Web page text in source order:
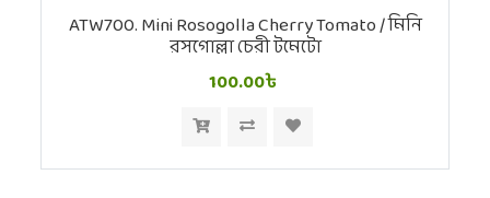
ATW700. Mini Rosogolla Cherry Tomato / মিনি
রসগোল্লা চেরী টমেটো
100.00৳